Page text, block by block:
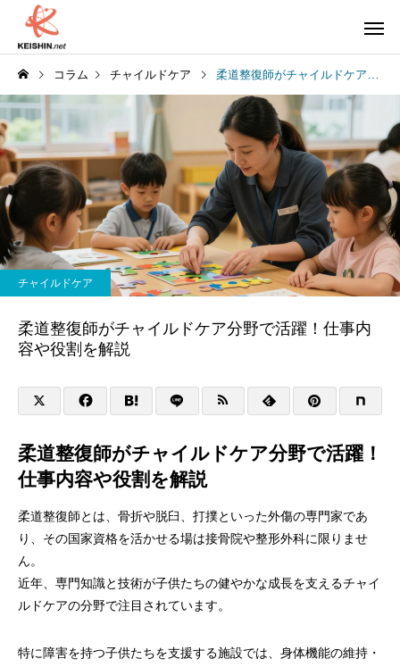
コラム チャイルドケア 柔道整復師がチャイルドケア分野で活躍！仕事内容や役割を解説
チャイルドケア
柔道整復師がチャイルドケア分野で活躍！仕事内
容や役割を解説
柔道整復師がチャイルドケア分野で活躍！
仕事内容や役割を解説
柔道整復師とは、骨折や脱臼、打撲といった外傷の専門家であ
り、その国家資格を活かせる場は接骨院や整形外科に限りませ
ん。
近年、専門知識と技術が子供たちの健やかな成長を支えるチャイ
ルドケアの分野で注目されています。
特に障害を持つ子供たちを支援する施設では、身体機能の維持・